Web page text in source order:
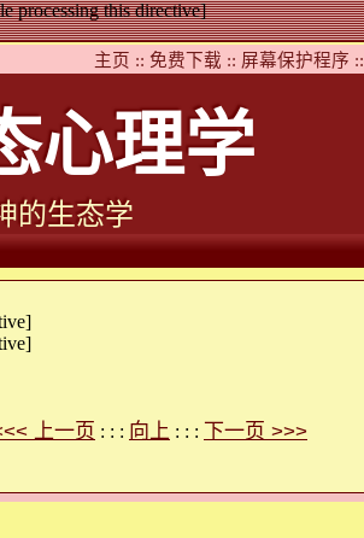
processing this directive]
主页 :: 免费下载 :: 屏幕保护程序 ::
心理学
的生态学
上一页 : : : 向上 : : : 下一页 >>>